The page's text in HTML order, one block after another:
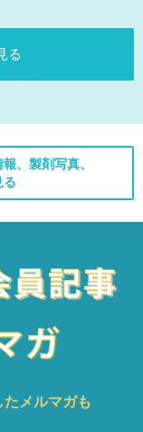
る
、製剤写真、
る
メルマガも